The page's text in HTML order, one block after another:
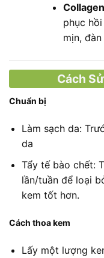
phục
mịn, đàn
Cách
Chuẩn bị
Làm sạch da:
da
Tẩy tế bào chết:
lần/tuần để loại
kem tốt hơn.
Cách thoa kem
Lấy một lượng